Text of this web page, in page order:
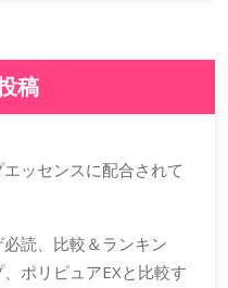
稿
ッセンスに配合されて
読、比較＆ランキン
ポリピュアEXと比較す